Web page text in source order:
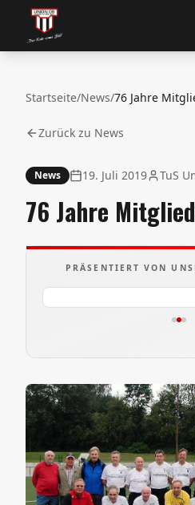
Startseite/News/76 Jahre
Zurück zu News
News 19. Juli 2019 TuS
76 Jahre
PRÄSENTIERT VON